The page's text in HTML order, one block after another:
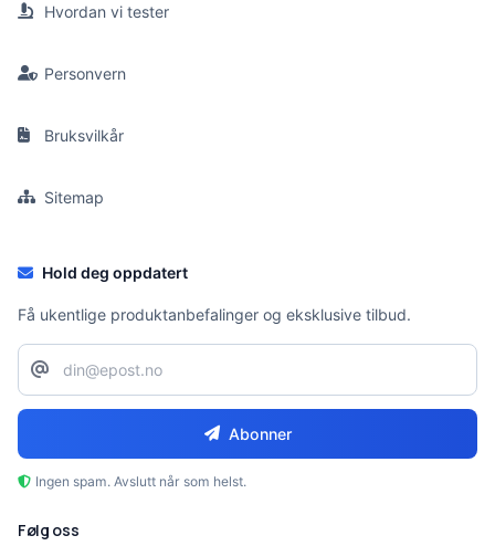
Hvordan vi tester
Personvern
Bruksvilkår
Sitemap
Hold deg oppdatert
Få ukentlige produktanbefalinger og eksklusive tilbud.
Abonner
Ingen spam. Avslutt når som helst.
Følg oss